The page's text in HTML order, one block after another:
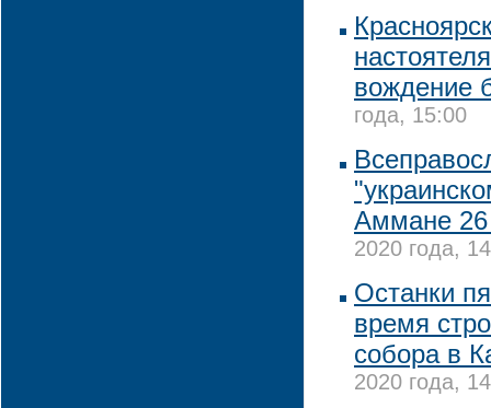
вождение
года, 15:00
Аммане
2020 года,
Останки
время
собора в
2020 года,